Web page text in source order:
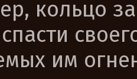
кольцо
им